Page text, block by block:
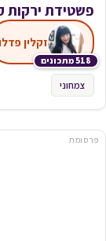
פשטידת ירקות
518 מתכונים
זקלין
צמחוני
פרסומת